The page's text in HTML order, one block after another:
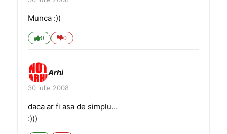
Munca :))
0 0
Arhi
30 iulie 2008
daca ar fi asa de simplu…
:)))